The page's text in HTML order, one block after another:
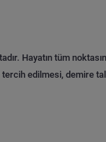
Hayatın tüm
edilmesi, demire